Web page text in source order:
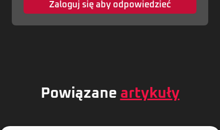
Zaloguj się aby odpowiedzieć
Powiązane artykuły